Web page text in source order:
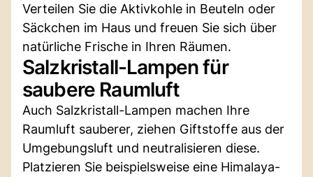
Verteilen Sie die Aktivkohle in Beuteln oder
Säckchen im Haus und freuen Sie sich über
natürliche Frische in Ihren Räumen.
Salzkristall-Lampen für
saubere Raumluft
Auch Salzkristall-Lampen machen Ihre
Raumluft sauberer, ziehen Giftstoffe aus der
Umgebungsluft und neutralisieren diese.
Platzieren Sie beispielsweise eine Himalaya-